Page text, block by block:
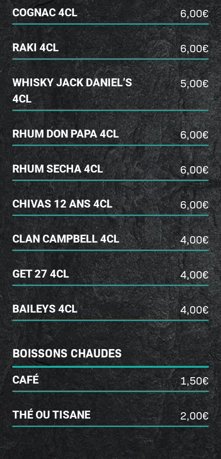
COGNAC 4CL 6,00€
RAKI 4CL 6,00€
WHISKY JACK DANIEL’S
4CL
5,00€
RHUM DON PAPA 4CL 6,00€
RHUM SECHA 4CL 6,00€
CHIVAS 12 ANS 4CL 6,00€
CLAN CAMPBELL 4CL 4,00€
GET 27 4CL 4,00€
BAILEYS 4CL 4,00€
BOISSONS CHAUDES
CAFÉ 1,50€
THÉ OU TISANE 2,00€